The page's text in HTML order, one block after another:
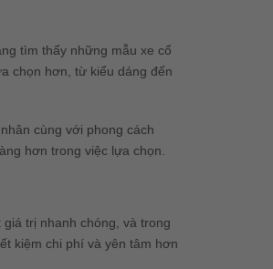
tìm thấy những mẫu xe cổ
chọn hơn, từ kiểu dáng đến
cùng với phong cách
hơn trong việc lựa chọn.
trị nhanh chóng, và trong
kiệm chi phí và yên tâm hơn